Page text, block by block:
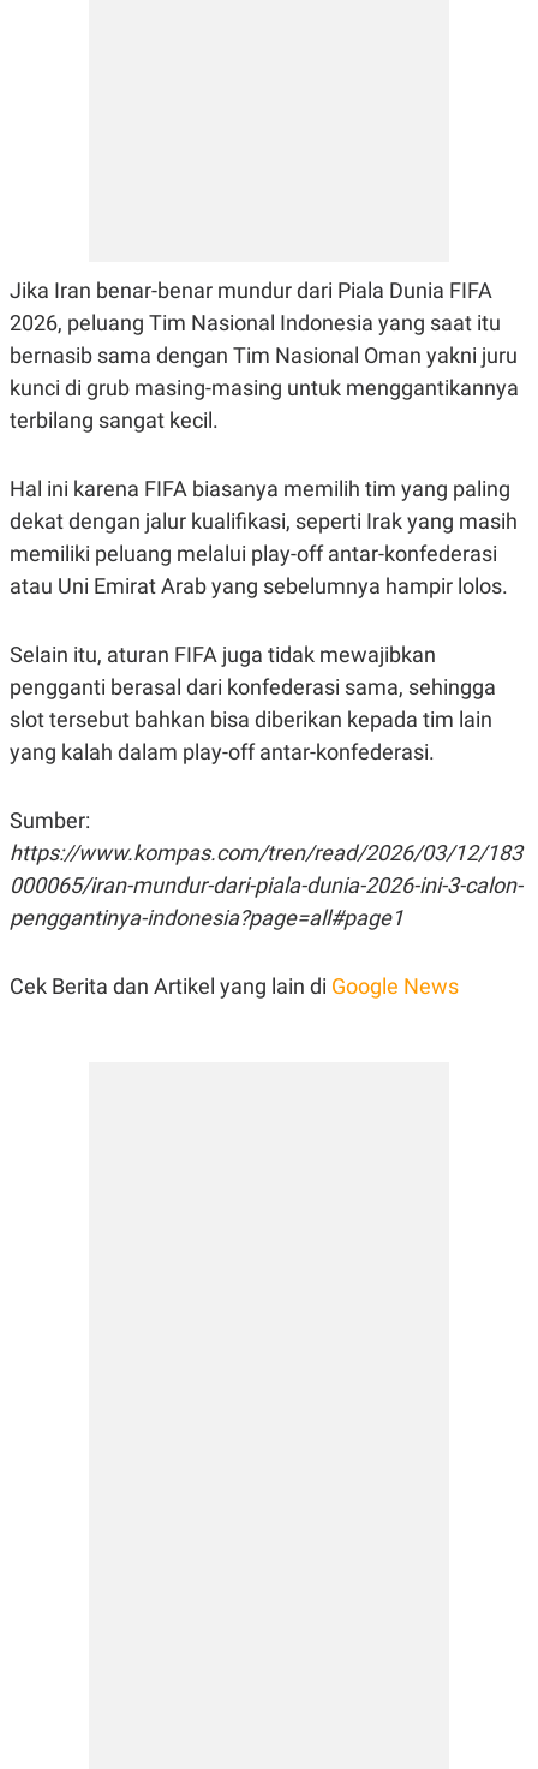
Jika Iran benar-benar mundur dari Piala Dunia FIFA
2026, peluang Tim Nasional Indonesia yang saat itu
bernasib sama dengan Tim Nasional Oman yakni juru
kunci di grub masing-masing untuk menggantikannya
terbilang sangat kecil.
Hal ini karena FIFA biasanya memilih tim yang paling
dekat dengan jalur kualifikasi, seperti Irak yang masih
memiliki peluang melalui play-off antar-konfederasi
atau Uni Emirat Arab yang sebelumnya hampir lolos.
Selain itu, aturan FIFA juga tidak mewajibkan
pengganti berasal dari konfederasi sama, sehingga
slot tersebut bahkan bisa diberikan kepada tim lain
yang kalah dalam play-off antar-konfederasi.
Sumber:
https://www.kompas.com/tren/read/2026/03/12/183
000065/iran-mundur-dari-piala-dunia-2026-ini-3-calon-
penggantinya-indonesia?page=all#page1
Cek Berita dan Artikel yang lain di Google News